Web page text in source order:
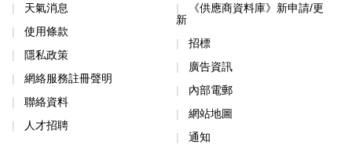
天氣消息
使用條款
隱私政策
網絡服務註冊聲明
聯絡資料
人才招聘
《供應商資料庫》新申請/更
新
招標
廣告資訊
內部電郵
網站地圖
通知